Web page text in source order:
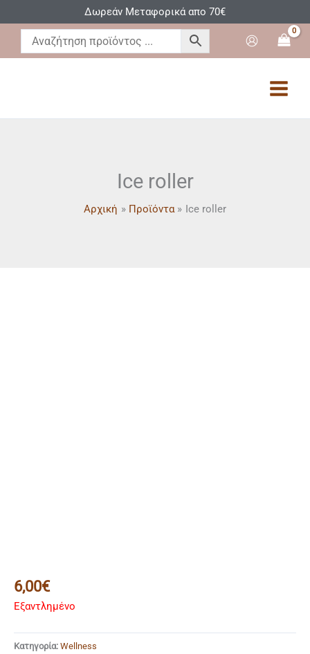
στο
περιεχόμενο
Δωρεάν Μεταφορικά απο 70€
Ice roller
Αρχική Προϊόντα Ice roller
6,00€
Εξαντλημένο
Κατηγορία: Wellness